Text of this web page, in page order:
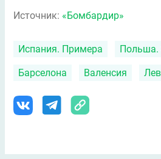
Источник: «Бомбардир»
Испания. Примера Польша.
Барселона Валенсия